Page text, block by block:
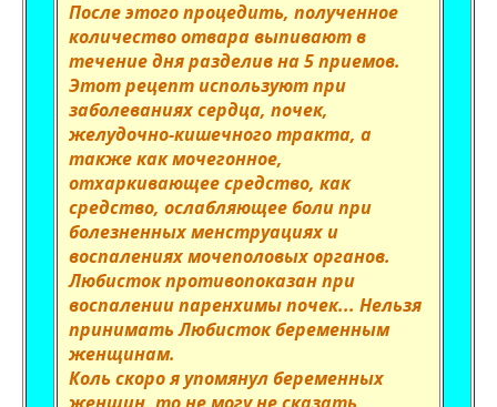
После этого процедить, полученное
количество отвара выпивают в
течение дня разделив на 5 приемов.
Этот рецепт используют при
заболеваниях сердца, почек,
желудочно-кишечного тракта, а
также как мочегонное,
отхаркивающее средство, как
средство, ослабляющее боли при
болезненных менструациях и
воспалениях мочеполовых органов.
Любисток противопоказан при
воспалении паренхимы почек... Нельзя
принимать Любисток беременным
женщинам.
Коль скоро я упомянул беременных